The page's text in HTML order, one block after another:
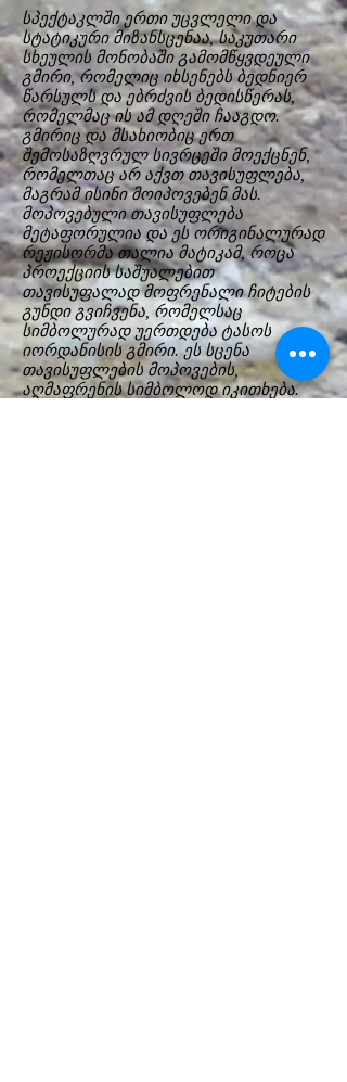
სპექტაკლში ერთი უცვლელი და
სტატიკური მიზანსცენაა, საკუთარი
სხეულის მონობაში გამომწყვდეული
გმირი, რომელიც იხსენებს ბედნიერ
წარსულს და ებრძვის ბედისწერას,
რომელმაც ის ამ დღეში ჩააგდო.
გმირიც და მსახიობიც ერთ
შემოსაზღვრულ სივრცეში მოექცნენ,
რომელთაც არ აქვთ თავისუფლება,
მაგრამ ისინი მოიპოვებენ მას.
მოპოვებული თავისუფლება
მეტაფორულია და ეს ორიგინალურად
რეჟისორმა თალია მატიკამ, როცა
პროექციის საშუალებით
თავისუფალად მოფრენალი ჩიტების
გუნდი გვიჩვენა, რომელსაც
სიმბოლურად უერთდება ტასოს
იორდანისის გმირი. ეს სცენა
თავისუფლების მოპოვების,
აღმაფრენის სიმბოლოდ იკითხება.